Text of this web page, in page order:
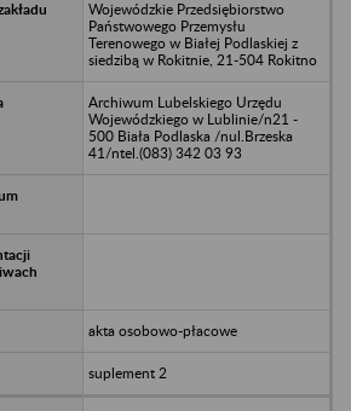
Wojewódzkie Przedsiębiorstwo
Państwowego Przemysłu
Terenowego w Białej Podlaskiej z
siedzibą w Rokitnie, 21-504 Rokitno
Archiwum Lubelskiego Urzędu
Wojewódzkiego w Lublinie/n21 -
500 Biała Podlaska /nul.Brzeska
41/ntel.(083) 342 03 93
akta osobowo-płacowe
suplement 2